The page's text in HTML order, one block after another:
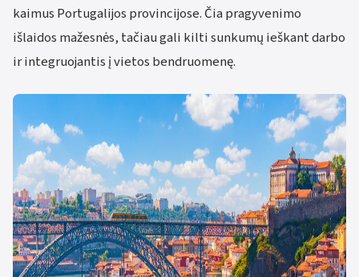
kaimus Portugalijos provincijose. Čia pragyvenimo
išlaidos mažesnės, tačiau gali kilti sunkumų ieškant darbo
ir integruojantis į vietos bendruomenę.